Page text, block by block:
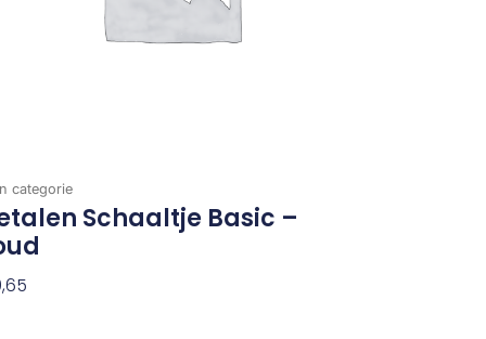
categorie
Schaaltje Basic –